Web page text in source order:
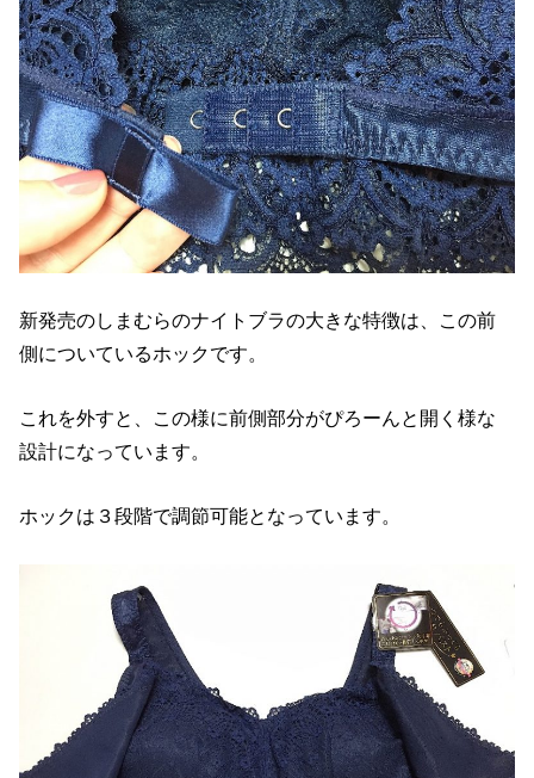
新発売のしまむらのナイトブラの大きな特徴は、この前
側についているホックです。
これを外すと、この様に前側部分がぴろーんと開く様な
設計になっています。
ホックは３段階で調節可能となっています。